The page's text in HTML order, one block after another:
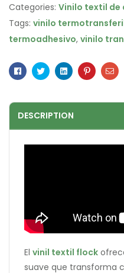
Categories: Vinilo textil de
Tags: vinilo
termoadhesivo, vinilo
Facebook
TwitterLinkedinPinterest
DESCRIPTION
El vinil textil flock
suave que transforma